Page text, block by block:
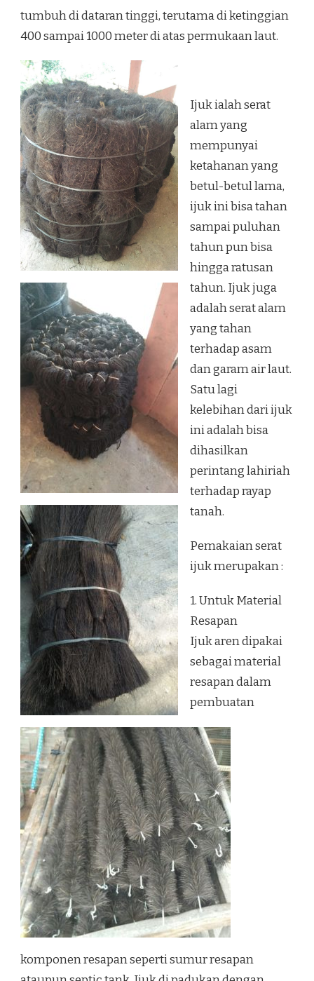
tumbuh di dataran tinggi, terutama di ketinggian
400 sampai 1000 meter di atas permukaan laut.
Ijuk ialah serat
alam yang
mempunyai
ketahanan yang
betul-betul lama,
ijuk ini bisa tahan
sampai puluhan
tahun pun bisa
hingga ratusan
tahun. Ijuk juga
adalah serat alam
yang tahan
terhadap asam
dan garam air laut.
Satu lagi
kelebihan dari ijuk
ini adalah bisa
dihasilkan
perintang lahiriah
terhadap rayap
tanah.
Pemakaian serat
ijuk merupakan :
1. Untuk Material
Resapan
Ijuk aren dipakai
sebagai material
resapan dalam
pembuatan
komponen resapan seperti sumur resapan